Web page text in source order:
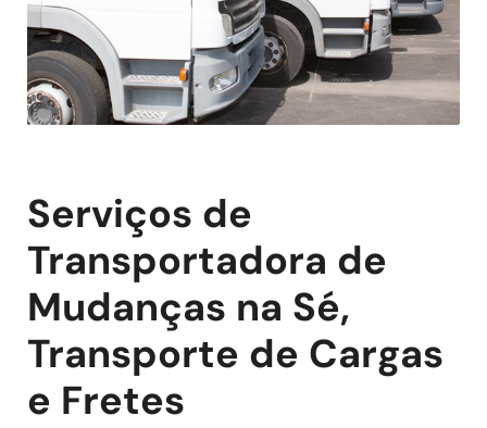
Serviços de
Transportadora de
Mudanças na Sé,
Transporte de Cargas
e Fretes